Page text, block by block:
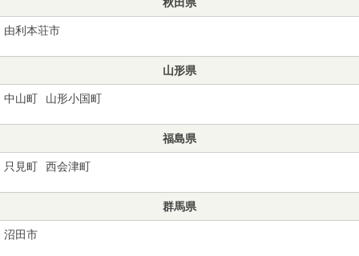
由利本荘市
山形県
中山町 山形小国町
福島県
只見町 西会津町
群馬県
沼田市